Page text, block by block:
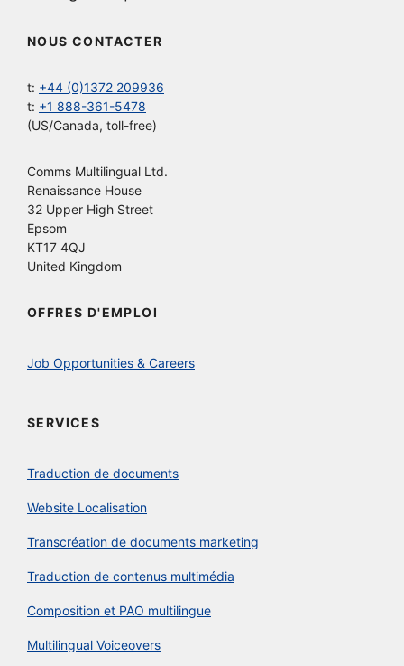
NOUS CONTACTER
t: +44 (0)1372 209936
t: +1 888-361-5478
(US/Canada, toll-free)
Comms Multilingual Ltd.
Renaissance House
32 Upper High Street
Epsom
KT17 4QJ
United Kingdom
OFFRES D'EMPLOI
Job Opportunities & Careers
SERVICES
Traduction de documents
Website Localisation
Transcréation de documents marketing
Traduction de contenus multimédia
Composition et PAO multilingue
Multilingual Voiceovers